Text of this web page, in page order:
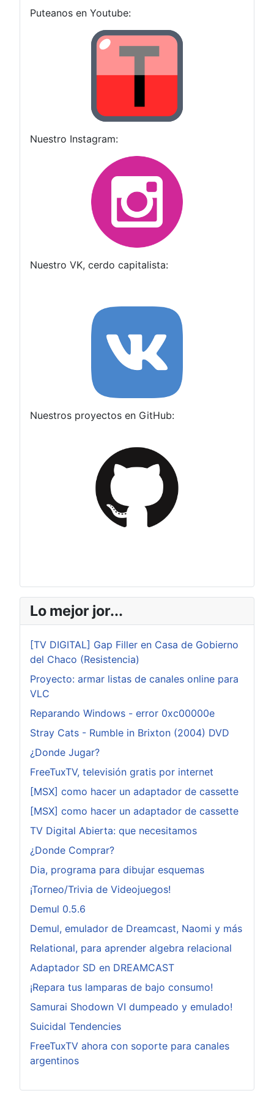
Puteanos en Youtube:
Nuestro Instagram:
Nuestro VK, cerdo capitalista:
Nuestros proyectos en GitHub:
Lo mejor jor...
[TV DIGITAL] Gap Filler en Casa de Gobierno
del Chaco (Resistencia)
Proyecto: armar listas de canales online para
VLC
Reparando Windows - error 0xc00000e
Stray Cats - Rumble in Brixton (2004) DVD
¿Donde Jugar?
FreeTuxTV, televisión gratis por internet
[MSX] como hacer un adaptador de cassette
[MSX] como hacer un adaptador de cassette
TV Digital Abierta: que necesitamos
¿Donde Comprar?
Dia, programa para dibujar esquemas
¡Torneo/Trivia de Videojuegos!
Demul 0.5.6
Demul, emulador de Dreamcast, Naomi y más
Relational, para aprender algebra relacional
Adaptador SD en DREAMCAST
¡Repara tus lamparas de bajo consumo!
Samurai Shodown VI dumpeado y emulado!
Suicidal Tendencies
FreeTuxTV ahora con soporte para canales
argentinos